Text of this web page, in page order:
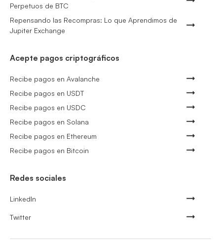
Perpetuos de BTC
Repensando las Recompras: Lo que Aprendimos de
Jupiter Exchange
Acepte pagos criptográficos
Recibe pagos en Avalanche
Recibe pagos en USDT
Recibe pagos en USDC
Recibe pagos en Solana
Recibe pagos en Ethereum
Recibe pagos en Bitcoin
Redes sociales
LinkedIn
Twitter